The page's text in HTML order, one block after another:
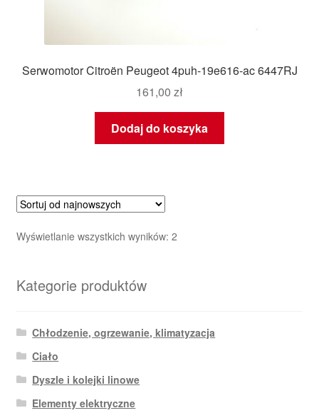
Serwomotor Citroën Peugeot 4puh-19e616-ac 6447RJ
161,00 zł
Dodaj do koszyka
Wyświetlanie wszystkich wyników: 2Posortowane
Kategorie produktów
Chłodzenie, ogrzewanie, klimatyzacja
Ciało
Dyszle i kolejki linowe
Elementy elektryczne